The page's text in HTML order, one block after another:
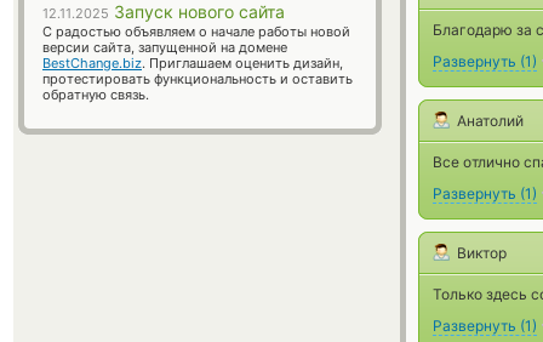
Благодарю за
Развернуть (1)
Анатолий
Все отлично
Развернуть (1)
Виктор
Только здесь
Развернуть (1)
12.11.2025 Запуск нового сайта
С радостью объявляем о начале работы новой
версии сайта, запущенной на домене
BestChange.biz. Приглашаем оценить дизайн,
протестировать функциональность и оставить
обратную связь.